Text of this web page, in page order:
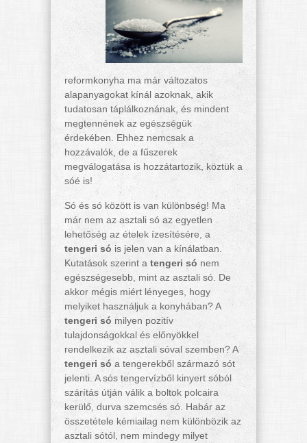
reformkonyha ma már változatos
alapanyagokat kínál azoknak, akik
tudatosan táplálkoznának, és mindent
megtennének az egészségük
érdekében. Ehhez nemcsak a
hozzávalók, de a fűszerek
megválogatása is hozzátartozik, köztük a
sóé is!
Só és só között is van különbség! Ma
már nem az asztali só az egyetlen
lehetőség az ételek ízesítésére, a
tengeri só is jelen van a kínálatban.
Kutatások szerint a tengeri só nem
egészségesebb, mint az asztali só. De
akkor mégis miért lényeges, hogy
melyiket használjuk a konyhában? A
tengeri só milyen pozitív
tulajdonságokkal és előnyökkel
rendelkezik az asztali sóval szemben? A
tengeri só a tengerekből származó sót
jelenti. A sós tengervízből kinyert sóból
szárítás útján válik a boltok polcaira
kerülő, durva szemcsés só. Habár az
összetétele kémiailag nem különbözik az
asztali sótól, nem mindegy milyet